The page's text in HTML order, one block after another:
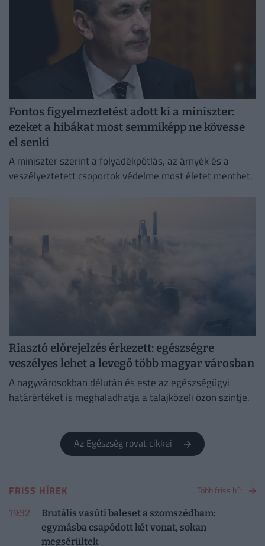
Fontos figyelmeztetést adott ki a miniszter:
ezeket a hibákat most semmiképp ne kövesse
el senki
A miniszter szerint a folyadékpótlás, az árnyék és a
veszélyeztetett csoportok védelme most életet menthet.
Riasztó előrejelzés érkezett: egészségre
veszélyes lehet a levegő több magyar városban
A nagyvárosokban délután és este az egészségügyi
határértéket is meghaladhatja a talajközeli ózon szintje.
Az Egészség rovat cikkei
FRISS HÍREK Több friss hír
19:32
Brutális vasúti baleset a szomszédbam:
egymásba csapódott két vonat, sokan
megsérültek